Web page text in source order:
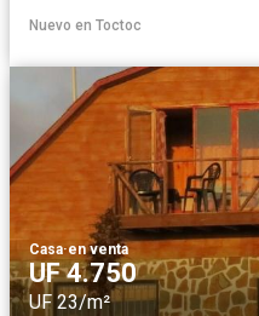
Nuevo en Toctoc
Casa·en venta
UF 4.750
UF 23/m²